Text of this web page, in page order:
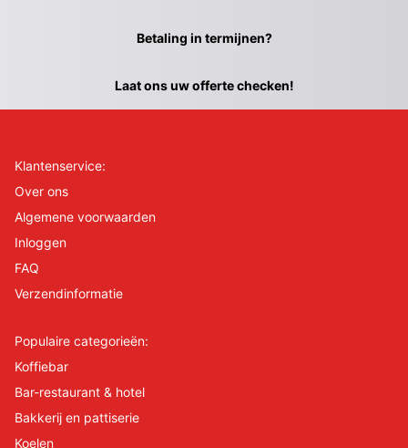
Betaling in termijnen?
Laat ons uw offerte checken!
Klantenservice:
Over ons
Algemene voorwaarden
Inloggen
FAQ
Verzendinformatie
Populaire categorieën:
Koffiebar
Bar-restaurant & hotel
Bakkerij en pattiserie
Koelen